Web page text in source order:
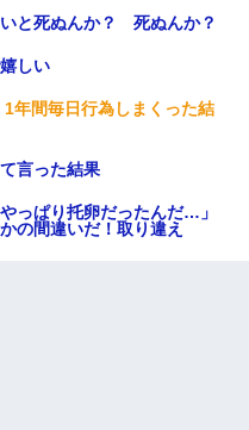
と死ぬんか？ 死ぬんか？
しい
年間毎日行為しまくった結
言った結果
っぱり托卵だったんだ…」
の間違いだ！取り違え